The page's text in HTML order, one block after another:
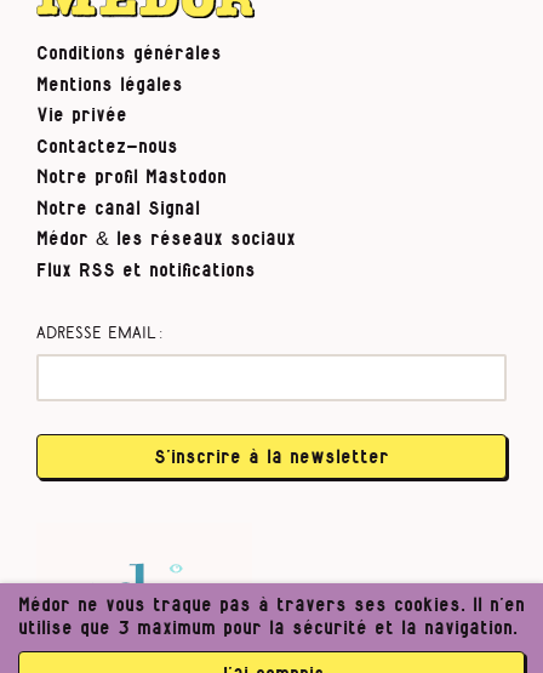
Conditions générales
Mentions légales
Vie privée
Contactez-nous
Notre profil Mastodon
Notre canal Signal
Médor & les réseaux sociaux
Flux RSS et notifications
Adresse email :
S’inscrire à la newsletter
Médor ne vous traque pas à travers ses cookies. Il n’en
utilise que 3 maximum pour la sécurité et la navigation.